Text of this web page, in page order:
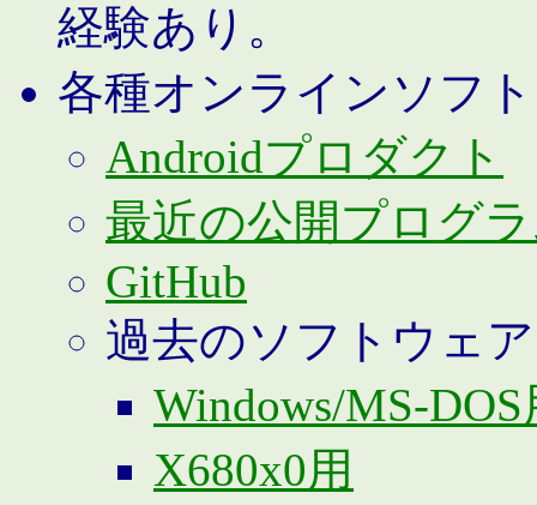
経験あり。
各種オンラインソフ
Androidプロダクト
最近の公開プログ
GitHub
過去のソフトウェア
Windows/MS-DOS
X680x0用